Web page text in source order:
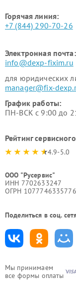
Мы принимаем
все формы оплаты
Горячая линия:
+7 (844) 290-70-26
Электронная почта:
info@dexp-fixim.ru
для юридических
manager@fix-
График работы:
ПН-ВСК с 9:00 до
Рейтинг
4.9-5.0
ООО "Русервис"
ИНН 7702633247
ОГРН 1077746335776
Поделиться в соц.